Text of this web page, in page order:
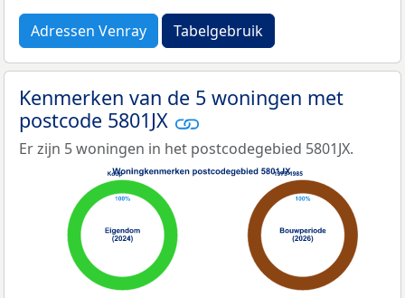
Adressen Venray Tabelgebruik
Kenmerken van de 5 woningen met
postcode 5801JX
Er zijn 5 woningen in het postcodegebied 5801JX.